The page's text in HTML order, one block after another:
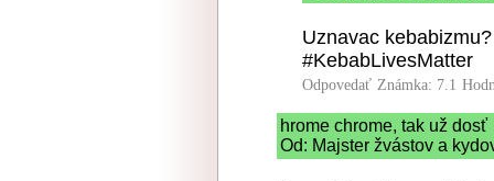
Uznavac kebabizmu?
#KebabLivesMatter
Odpovedať Známka: 7.1
hrome chrome, tak už dosť
Od: Majster žvástov a